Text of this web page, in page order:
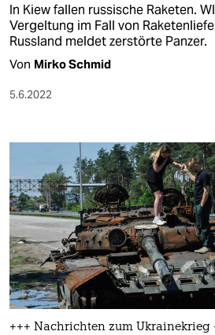
In Kiew fallen russische Raketen.
Vergeltung im Fall von
Russland meldet zerstörte Panzer.
Von Mirko Schmid
5.6.2022
+++ Nachrichten zum Ukrainekrieg